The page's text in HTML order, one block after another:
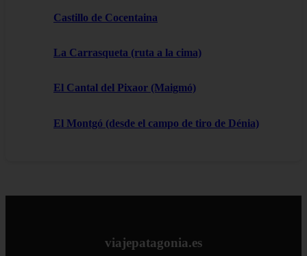
Castillo de Cocentaina
La Carrasqueta (ruta a la cima)
El Cantal del Pixaor (Maigmó)
El Montgó (desde el campo de tiro de Dénia)
viajepatagonia.es